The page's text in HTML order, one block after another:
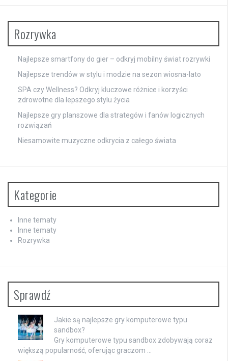
Rozrywka
Najlepsze smartfony do gier – odkryj mobilny świat rozrywki
Najlepsze trendów w stylu i modzie na sezon wiosna-lato
SPA czy Wellness? Odkryj kluczowe różnice i korzyści
zdrowotne dla lepszego stylu życia
Najlepsze gry planszowe dla strategów i fanów logicznych
rozwiązań
Niesamowite muzyczne odkrycia z całego świata
Kategorie
Inne tematy
Inne tematy
Rozrywka
Sprawdź
Jakie są najlepsze gry komputerowe typu
sandbox?
Gry komputerowe typu sandbox zdobywają coraz
większą popularność, oferując graczom …